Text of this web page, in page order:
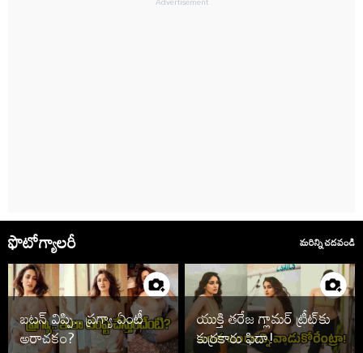
ఫొటోగ్యాలరీ మరిన్ని చదవండి
బటన్ విప్పి.. ప్రగ్యా ఏంటీ
అరాచకం?
యుక్తి తరేజ గ్లామర్ ట్రీట్‌కు
కుర్రకారు ఫిదా!